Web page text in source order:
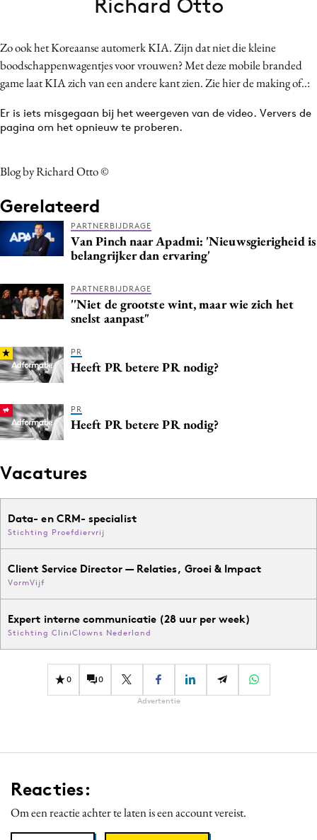
Carriere
Contentmarketing
Craft
Customer Experience
Data & Insights
Digital transformation
Diversiteit
Effectiviteit
Gedragsverandering
Influencer marketing
Interne communicatie
Martech
Merkstrategie
PR
Purpose Marketing
Reputatie & crisis
Zo ook het Koreaanse automerk KIA. Zijn dat niet die kleine
boodschappenwagentjes voor vrouwen? Met deze mobile branded
game laat KIA zich van een andere kant zien. Zie hier de making of..:
Er is iets misgegaan bij het weergeven van de video. Ververs de
pagina om het opnieuw te proberen.
Blog by Richard Otto ©
Gerelateerd
PARTNERBIJDRAGE
Van Pinch naar Apadmi: 'Nieuwsgierigheid is
belangrijker dan ervaring'
PARTNERBIJDRAGE
''Niet de grootste wint, maar wie zich het
snelst aanpast"
PR
Heeft PR betere PR nodig?
PR
Heeft PR betere PR nodig?
Vacatures
Data- en CRM- specialist
Stichting Proefdiervrij
Client Service Director — Relaties, Groei & Impact
VormVijf
Expert interne communicatie (28 uur per week)
Stichting CliniClowns Nederland
0 0
Advertentie
Reacties:
Om een reactie achter te laten is een account vereist.
Richard Otto